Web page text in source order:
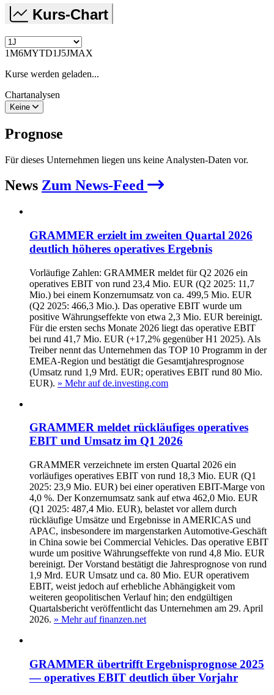
Kurs-Chart
1M6MYTD1J5JMAX
Kurse werden geladen...
Chartanalysen
Keine
Prognose
Für dieses Unternehmen liegen uns keine Analysten-Daten vor.
News Zum News-Feed
GRAMMER erzielt im zweiten Quartal 2026
deutlich höheres operatives Ergebnis
Vorläufige Zahlen: GRAMMER meldet für Q2 2026 ein
operatives EBIT von rund 23,4 Mio. EUR (Q2 2025: 11,7
Mio.) bei einem Konzernumsatz von ca. 499,5 Mio. EUR
(Q2 2025: 466,3 Mio.). Das operative EBIT wurde um
positive Währungseffekte von etwa 2,3 Mio. EUR bereinigt.
Für die ersten sechs Monate 2026 liegt das operative EBIT
bei rund 41,7 Mio. EUR (+17,2% gegenüber H1 2025). Als
Treiber nennt das Unternehmen das TOP 10 Programm in der
EMEA-Region und bestätigt die Gesamtjahresprognose
(Umsatz rund 1,9 Mrd. EUR; operatives EBIT rund 80 Mio.
EUR). » Mehr auf de.investing.com
GRAMMER meldet rückläufiges operatives
EBIT und Umsatz im Q1 2026
GRAMMER verzeichnete im ersten Quartal 2026 ein
vorläufiges operatives EBIT von rund 18,3 Mio. EUR (Q1
2025: 23,9 Mio. EUR) bei einer operativen EBIT-Marge von
4,0 %. Der Konzernumsatz sank auf etwa 462,0 Mio. EUR
(Q1 2025: 487,4 Mio. EUR), belastet vor allem durch
rückläufige Umsätze und Ergebnisse in AMERICAS und
APAC, insbesondere im margenstarken Automotive-Geschäft
in China sowie bei Commercial Vehicles. Das operative EBIT
wurde um positive Währungseffekte von rund 4,8 Mio. EUR
bereinigt. Der Vorstand bestätigt die Jahresprognose von rund
1,9 Mrd. EUR Umsatz und ca. 80 Mio. EUR operativem
EBIT, weist jedoch auf erhebliche Abhängigkeit vom
weiteren geopolitischen Verlauf hin; den endgültigen
Quartalsbericht veröffentlicht das Unternehmen am 29. April
2026. » Mehr auf finanzen.net
GRAMMER übertrifft Ergebnisprognose 2025
— operatives EBIT deutlich über Vorjahr